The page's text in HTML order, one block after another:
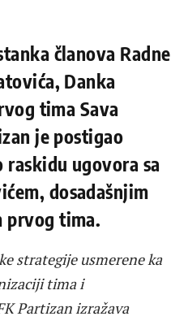
članova Radne
Danka
tima Sava
je postigao
ugovora sa
dosadašnjim
prvog tima.
strategije usmerene ka
tima i
Partizan izražava